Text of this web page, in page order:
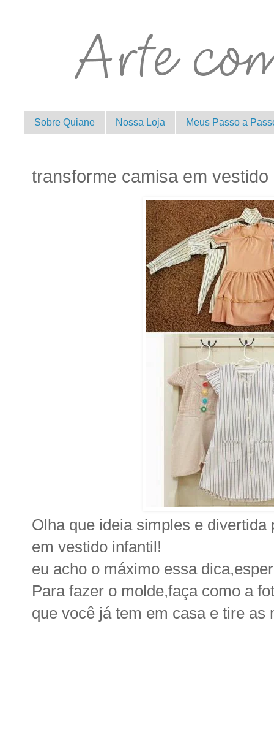
Sobre Quiane Nossa Loja Meus Passo a
transforme camisa em vestido
Olha que ideia simples e
em vestido infantil!
eu acho o máximo essa
Para fazer o molde,faça como a
que você já tem em casa e tire as